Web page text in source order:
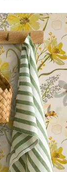
lakfinish kan